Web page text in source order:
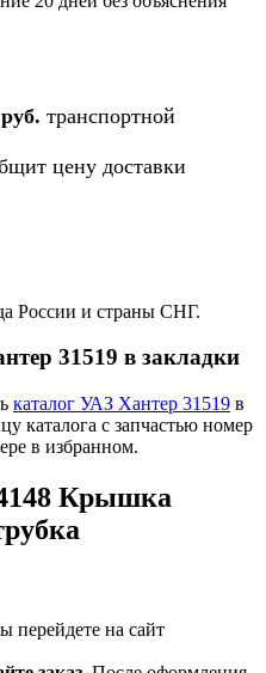
транспортной
цену доставки
России и страны СНГ.
31519 в закладки
каталог УАЗ Хантер 31519 в
каталога с запчастью номер
в избранном.
Крышка
перейдете на сайт